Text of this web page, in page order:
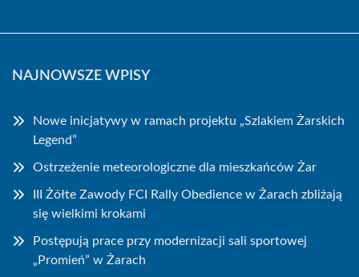
NAJNOWSZE WPISY
Nowe inicjatywy w ramach projektu „Szlakiem Żarskich
Legend”
Ostrzeżenie meteorologiczne dla mieszkańców Żar
III Żółte Zawody FCI Rally Obedience w Żarach zbliżają
się wielkimi krokami
Postępują prace przy modernizacji sali sportowej
„Promień” w Żarach